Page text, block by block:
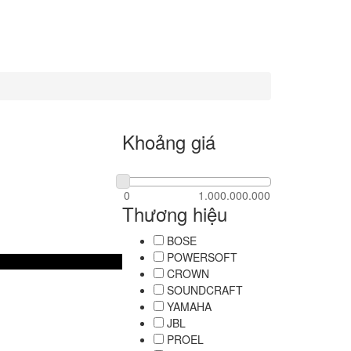
Khoảng giá
Thương hiệu
BOSE
POWERSOFT
CROWN
SOUNDCRAFT
YAMAHA
JBL
PROEL